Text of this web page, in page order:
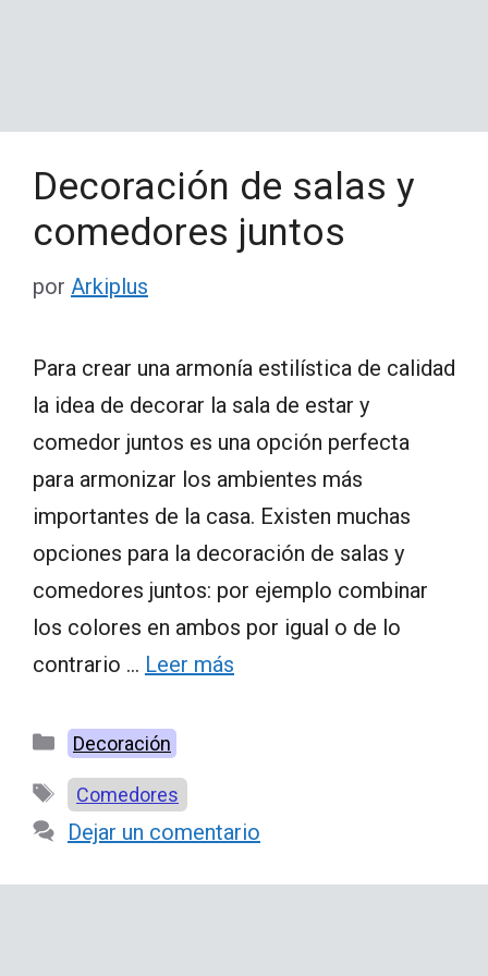
Decoración de salas y
comedores juntos
por Arkiplus
Para crear una armonía estilística de calidad
la idea de decorar la sala de estar y
comedor juntos es una opción perfecta
para armonizar los ambientes más
importantes de la casa. Existen muchas
opciones para la decoración de salas y
comedores juntos: por ejemplo combinar
los colores en ambos por igual o de lo
contrario … Leer más
Categorías
Decoración
Etiquetas
Comedores
Dejar un comentario